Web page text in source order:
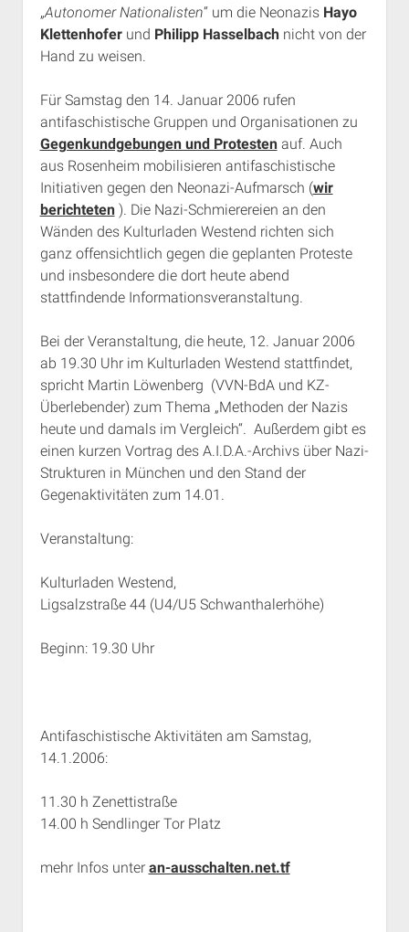
Bibliothek
Kontakt & PGP-Key
„Autonomer Nationalisten“ um die Neonazis Hayo
Klettenhoferund Philipp Hasselbachnicht von der
Hand zu weisen.
Für Samstag den 14. Januar 2006 rufen
antifaschistische Gruppen und Organisationen zu
Gegenkundgebungen und Protestenauf. Auch
aus Rosenheim mobilisieren antifaschistische
Initiativen gegen den Neonazi-Aufmarsch (wir
berichteten). Die Nazi-Schmierereien an den
Wänden des Kulturladen Westend richten sich
ganz offensichtlich gegen die geplanten Proteste
und insbesondere die dort heute abend
stattfindende Informationsveranstaltung.
Bei der Veranstaltung, die heute, 12. Januar 2006
ab 19.30 Uhr im Kulturladen Westend stattfindet,
spricht Martin Löwenberg (VVN-BdA und KZ-
Überlebender) zum Thema „Methoden der Nazis
heute und damals im Vergleich“. Außerdem gibt es
einen kurzen Vortrag des A.I.D.A.-Archivs über Nazi-
Strukturen in München und den Stand der
Gegenaktivitäten zum 14.01.
Veranstaltung:
Kulturladen Westend,
Ligsalzstraße 44 (U4/U5 Schwanthalerhöhe)
Beginn: 19.30 Uhr
Antifaschistische Aktivitäten am Samstag,
14.1.2006:
11.30 h Zenettistraße
14.00 h Sendlinger Tor Platz
mehr Infos unter an-ausschalten.net.tf